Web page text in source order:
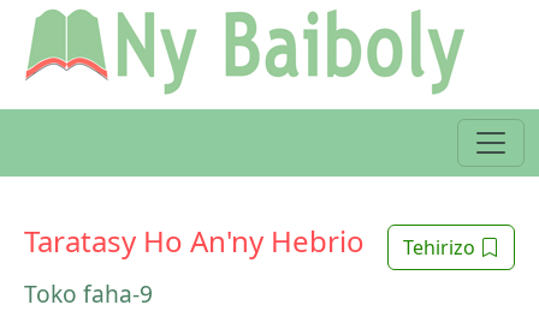
Tehirizo
Taratasy Ho An'ny Hebrio
Toko faha-9